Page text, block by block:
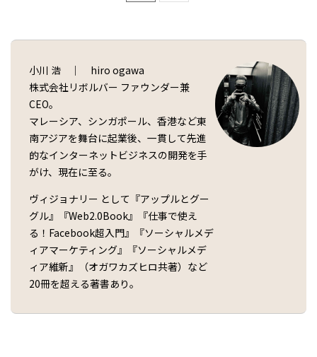
小川 浩 ｜ hiro ogawa
株式会社リボルバー ファウンダー兼
CEO。
マレーシア、シンガポール、香港など東
南アジアを舞台に起業後、一貫して先進
的なインターネットビジネスの開発を手
がけ、現在に至る。
ヴィジョナリー として『アップルとグー
グル』『Web2.0Book』『仕事で使え
る！Facebook超入門』『ソーシャルメデ
ィアマーケティング』『ソーシャルメデ
ィア維新』（オガワカズヒロ共著）など
20冊を超える著書あり。